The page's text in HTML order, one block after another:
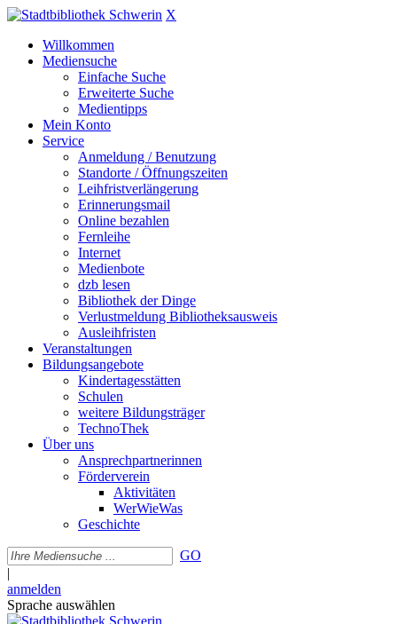
X
Willkommen
Mediensuche
Einfache Suche
Erweiterte Suche
Medientipps
Mein Konto
Service
Anmeldung / Benutzung
Standorte / Öffnungszeiten
Leihfristverlängerung
Erinnerungsmail
Online bezahlen
Fernleihe
Internet
Medienbote
dzb lesen
Bibliothek der Dinge
Verlustmeldung Bibliotheksausweis
Ausleihfristen
Veranstaltungen
Bildungsangebote
Kindertagesstätten
Schulen
weitere Bildungsträger
TechnoThek
Über uns
Ansprechpartnerinnen
Förderverein
Aktivitäten
WerWieWas
Geschichte
GO
|
anmelden
Sprache auswählen